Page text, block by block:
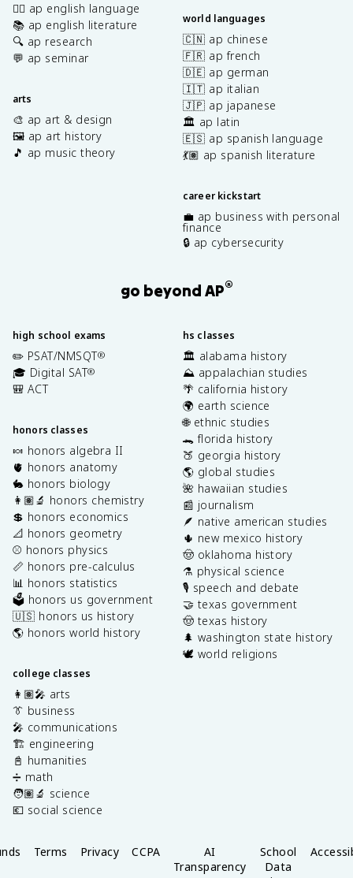
✍🏽 ap english language
📚 ap english literature
🔍 ap research
💬 ap seminar
arts
🎨 ap art & design
🖼️ ap art history
🎵 ap music theory
world languages
🇨🇳 ap chinese
🇫🇷 ap french
🇩🇪 ap german
🇮🇹 ap italian
🇯🇵 ap japanese
🏛️ ap latin
🇪🇸 ap spanish language
💃🏽 ap spanish literature
career kickstart
💼 ap business with personal
finance
🔒 ap cybersecurity
go beyond AP®
high school exams
✏️ PSAT/NMSQT®
🎓 Digital SAT®
🎒 ACT
honors classes
🍬 honors algebra II
🫀 honors anatomy
🐇 honors biology
👩🏽‍🔬 honors chemistry
💲 honors economics
📐 honors geometry
⚾️ honors physics
📏 honors pre-calculus
📊 honors statistics
🗳️ honors us government
🇺🇸 honors us history
🌎 honors world history
college classes
👩🏽‍🎤 arts
👔 business
🎤 communications
🏗️ engineering
📓 humanities
➗ math
🧑🏽‍🔬 science
💶 social science
hs classes
🏛️ alabama history
⛰️ appalachian studies
🌴 california history
🌍 earth science
🌐 ethnic studies
🐊 florida history
🍑 georgia history
🌎 global studies
🌺 hawaiian studies
📰 journalism
🪶 native american studies
🌵 new mexico history
🤠 oklahoma history
⚗️ physical science
🎙️ speech and debate
🤝 texas government
🤠 texas history
🌲 washington state history
🕊️ world religions
Terms Privacy CCPA
AI
Transparency
School
Data